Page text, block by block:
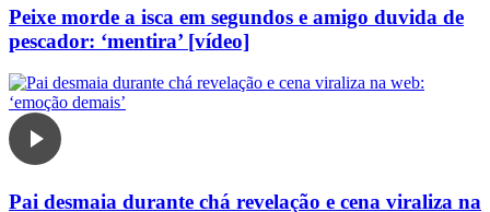
Peixe morde a isca em segundos e amigo duvida de
pescador: ‘mentira’ [vídeo]
Pai desmaia durante chá revelação e cena viraliza na